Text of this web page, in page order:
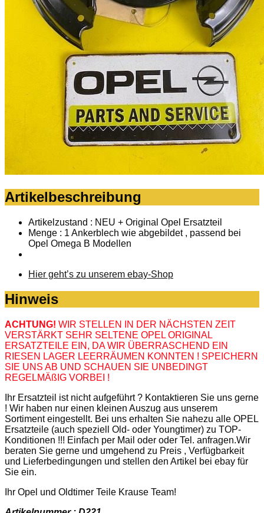
Artikelbeschreibung
Artikelzustand : NEU + Original Opel Ersatzteil
Menge : 1 Ankerblech wie abgebildet , passend bei
Opel Omega B Modellen
Hier geht’s zu unserem ebay-Shop
Hinweis
ACHTUNG! WIR STELLEN IN DER NÄCHSTEN ZEIT
VERSTÄRKT SEHR SELTENE OPEL ORIGINAL
ERSATZTEILE EIN, DA WIR ÜBERRASCHEND EIN
RIESEN LAGER LEERRÄUMEN KONNTEN ! SPEICHERN
SIE UNS AB UND SCHAUEN SIE UNBEDINGT
REGELMÄßIG VORBEI !
Ihr Ersatzteil ist nicht aufgeführt ? Kontaktieren Sie uns gerne
! Wir haben nur einen kleinen Auszug aus unserem
Sortiment eingestellt. Bei uns erhalten Sie nahezu alle OPEL
Ersatzteile (auch speziell Old- oder Youngtimer) zu TOP-
Konditionen !!! Einfach per Mail oder oder Tel. anfragen.Wir
beraten Sie gerne und umgehend zu Preis , Verfügbarkeit
und Lieferbedingungen und stellen den Artikel bei ebay für
Sie ein.
Ihr Opel und Oldtimer Teile Krause Team!